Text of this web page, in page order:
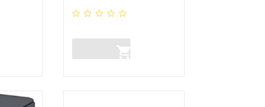
